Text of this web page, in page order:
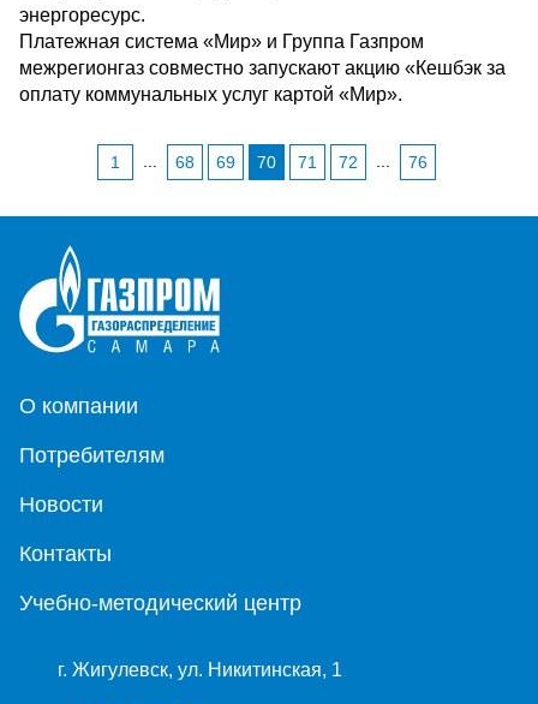
энергоресурс.
Платежная система «Мир» и Группа Газпром
межрегионгаз совместно запускают акцию «Кешбэк за
оплату коммунальных услуг картой «Мир».
1 68 69 70 71 72 76
О компании
Потребителям
Новости
Контакты
Учебно-методический центр
г. Жигулевск, ул. Никитинская, 1